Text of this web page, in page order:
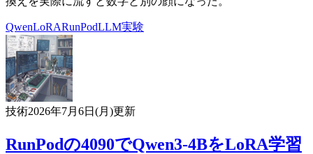
QwenLoRARunPodLLM実験
技術2026年7月6日(月)更新
RunPodの4090でQwen3-4BをLoRA学習